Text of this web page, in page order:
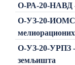
О-РА-20-НАВД
О-УЗ-20-ИОМС
О-УЗ-20-УРПЗ
земљишта